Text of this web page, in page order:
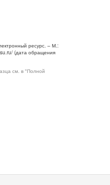
ресурс. – М.:
(дата обращения
см. в "Полной